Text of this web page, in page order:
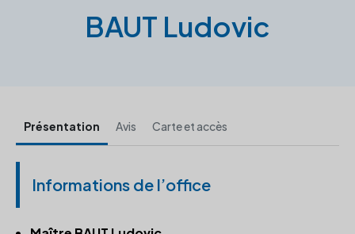
BAUT Ludovic
Présentation Avis Carte et accès
Informations de l’office